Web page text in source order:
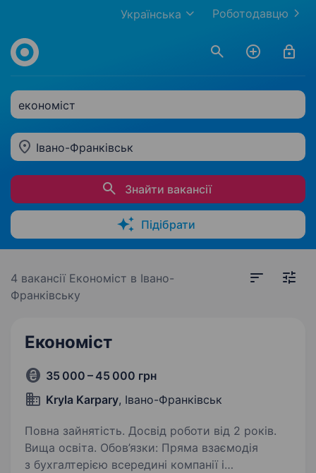
Роботодавцю
Українська
економіст
Івано-Франківськ
Знайти вакансії
Підібрати
4 вакансії Економіст в Івано-
Франківську
Економіст
35 000 – 45 000 грн
Kryla Karpary, Івано-Франківськ
Повна зайнятість. Досвід роботи від 2 років.
Вища освіта. Обов’язки: Пряма взаємодія
з бухгалтерією всередині компанії і